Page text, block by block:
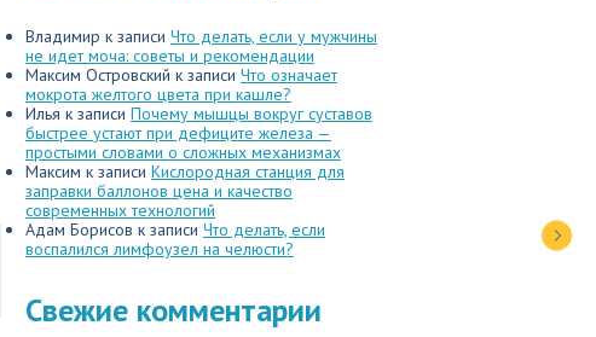
Владимир к записи Что делать, если у мужчины
не идет моча: советы и рекомендации
Максим Островский к записи Что означает
мокрота желтого цвета при кашле?
Илья к записи Почему мышцы вокруг суставов
быстрее устают при дефиците железа —
простыми словами о сложных механизмах
Максим к записи Кислородная станция для
заправки баллонов цена и качество
современных технологий
Адам Борисов к записи Что делать, если
воспалился лимфоузел на челюсти?
Свежие комментарии